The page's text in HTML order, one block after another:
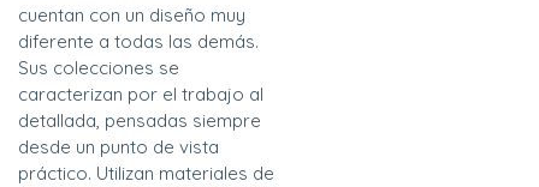
cuentan con un diseño muy
diferente a todas las demás.
Sus colecciones se
caracterizan por el trabajo al
detallada, pensadas siempre
desde un punto de vista
práctico. Utilizan materiales de